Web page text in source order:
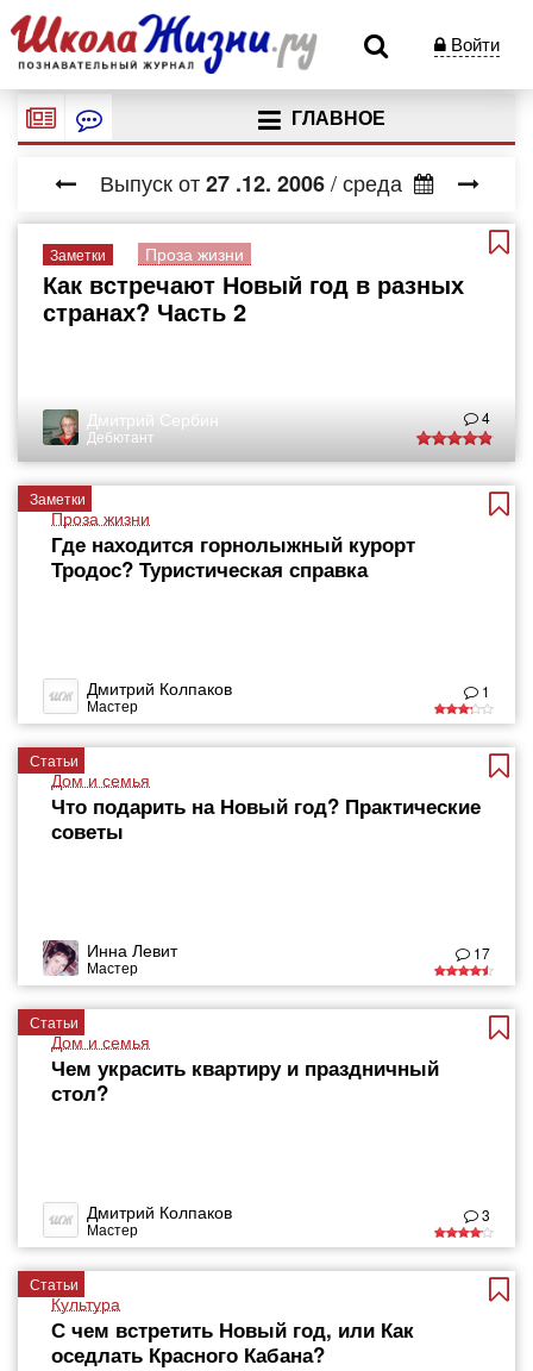
Войти
ГЛАВНОЕ
Выпуск от27 .12. 2006 / среда
Заметки Проза жизни
Как встречают Новый год в разных
странах? Часть 2
Дмитрий Сербин
Дебютант
4
Заметки
Проза жизни
Где находится горнолыжный курорт
Тродос? Туристическая справка
Дмитрий Колпаков
Мастер
1
Статьи
Дом и семья
Что подарить на Новый год? Практические
советы
Инна Левит
Мастер
17
Статьи
Дом и семья
Чем украсить квартиру и праздничный
стол?
Дмитрий Колпаков
Мастер
3
Статьи
Культура
С чем встретить Новый год, или Как
оседлать Красного Кабана?